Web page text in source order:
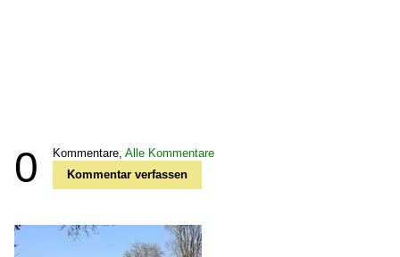
0 Kommentare, Alle Kommentare
Kommentar verfassen